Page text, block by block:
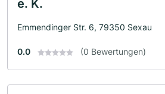
e. K.
Emmendinger Str. 6, 79350 Sexau
0.0 (0 Bewertungen)